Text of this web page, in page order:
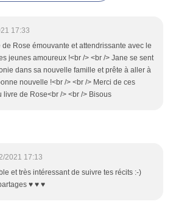
17:33
Rose émouvante et attendrissante avec le
jeunes amoureux !<br /> <br /> Jane se sent
dans sa nouvelle famille et prête à aller à
nouvelle !<br /> <br /> Merci de ces
livre de Rose<br /> <br /> Bisous
2021 17:13
et très intéressant de suivre tes récits :-)
♥ ♥ ♥